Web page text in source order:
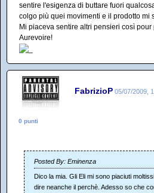
sentire l'esigenza di buttare fuori
colgo più quei movimenti e il prodotto mi
Mi piaceva sentire altri pensieri così pour
Aurevoire!
FabrizioP 05/07/2009,
0 punti
Posted By: Eminenza
Dico la mia. Gli Eli mi sono piaciuti
dire neanche il perchè. Adesso so che